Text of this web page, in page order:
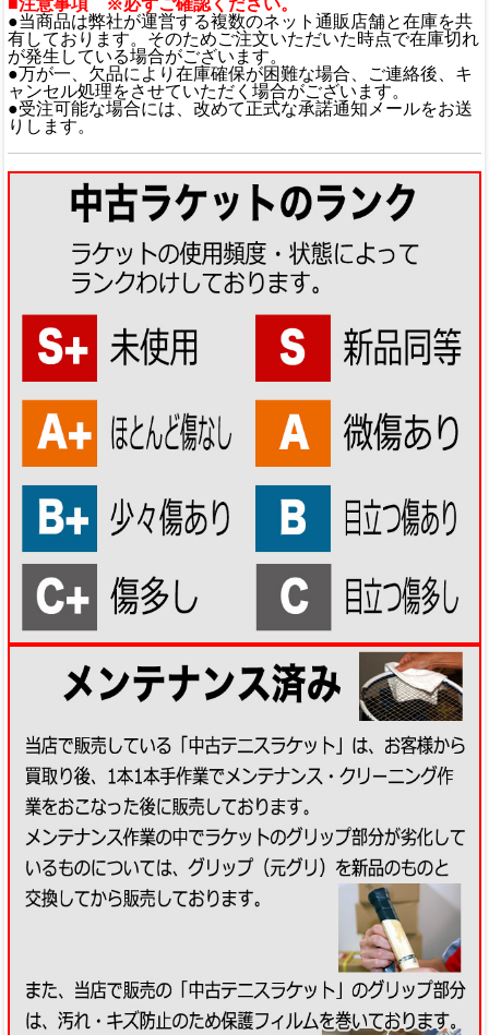
■注意事項 ※必ずご確認ください。
●当商品は弊社が運営する複数のネット通販店舗と在庫を共
有しております。そのためご注文いただいた時点で在庫切れ
が発生している場合がございます。
●万が一、欠品により在庫確保が困難な場合、ご連絡後、キ
ャンセル処理をさせていただく場合がございます。
●受注可能な場合には、改めて正式な承諾通知メールをお送
りします。